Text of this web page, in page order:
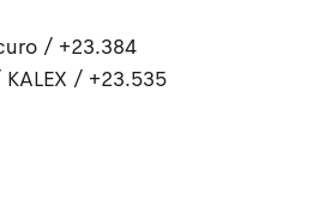
/ +23.384
KALEX / +23.535